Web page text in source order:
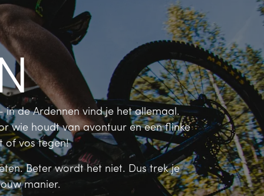
de Ardennen vind je het allemaal.
wie houdt van avontuur en een flinke
of vos tegen!
Beter wordt het niet. Dus trek je
manier.